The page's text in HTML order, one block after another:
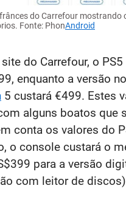
do Carrefour mostrando
Fonte: PhonAndroid
do Carrefour, o
enquanto a versão
5 custará €499. Estes
alguns boatos que
conta os valores do
o console custará o
para a versão
com leitor de